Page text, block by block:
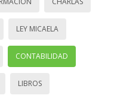
LEY MICAELA
CONTABILIDAD
LIBROS